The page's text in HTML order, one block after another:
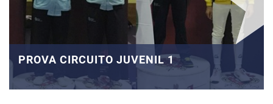
PROVA CIRCUITO JUVENIL 1